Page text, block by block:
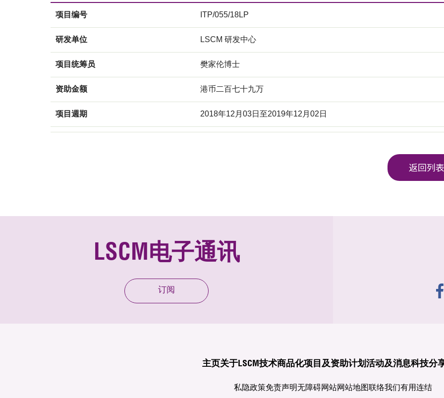
项目编号 ITP/055/18LP
研发单位 LSCM 研发中心
项目统筹员 樊家伦博士
资助金额 港币二百七十九万
项目週期 2018年12月03日至2019年12月02日
返回列表
LSCM电子通讯
订阅
主页关于LSCM技术商品化项目及资助计划活动及消息科技分
私隐政策免责声明无障碍网站网站地图联络我们有用连结